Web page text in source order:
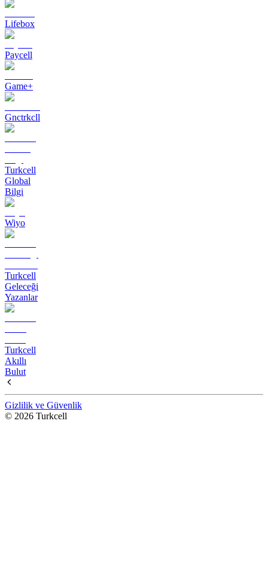
Lifebox
Paycell
Game+
Gnctrkcll
Turkcell
Global
Bilgi
Wiyo
Turkcell
Geleceği
Yazanlar
Turkcell
Akıllı
Bulut
Gizlilik ve Güvenlik
© 2026 Turkcell